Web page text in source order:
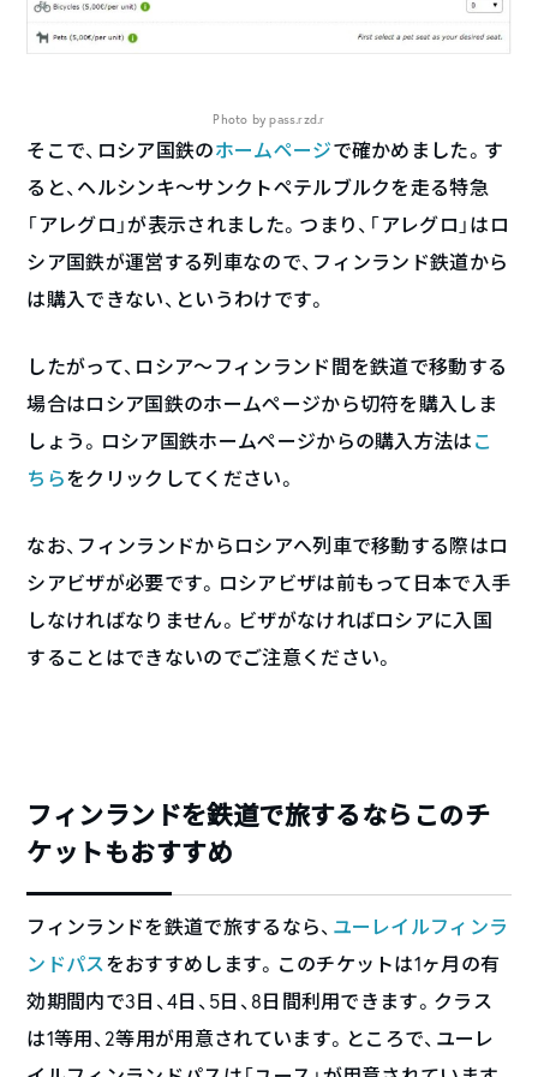
Photo by pass.rzd.r
そこで、ロシア国鉄のホームページで確かめました。す
ると、ヘルシンキ～サンクトペテルブルクを走る特急
「アレグロ」が表示されました。つまり、「アレグロ」はロ
シア国鉄が運営する列車なので、フィンランド鉄道から
は購入できない、というわけです。
したがって、ロシア～フィンランド間を鉄道で移動する
場合はロシア国鉄のホームページから切符を購入しま
しょう。ロシア国鉄ホームページからの購入方法はこ
ちらをクリックしてください。
なお、フィンランドからロシアへ列車で移動する際はロ
シアビザが必要です。ロシアビザは前もって日本で入手
しなければなりません。ビザがなければロシアに入国
することはできないのでご注意ください。
フィンランドを鉄道で旅するならこのチ
ケットもおすすめ
フィンランドを鉄道で旅するなら、 ユーレイルフィンラ
ンドパスをおすすめします。このチケットは1ヶ月の有
効期間内で3日、4日、5日、8日間利用できます。クラス
は1等用、2等用が用意されています。ところで、ユーレ